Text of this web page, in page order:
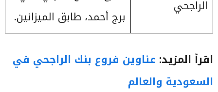
الراجحي
برج أحمد، طابق الميزانين.
اقرأ المزيد: عناوين فروع بنك الراجحي في
السعودية والعالم